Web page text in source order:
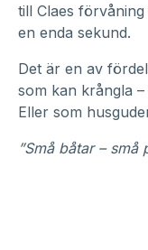
till Claes
en enda sekund.
Det är en av
som kan krångla
Eller som
”Små båtar – små